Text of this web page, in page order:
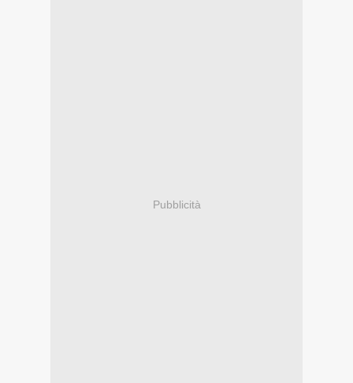
Pubblicità